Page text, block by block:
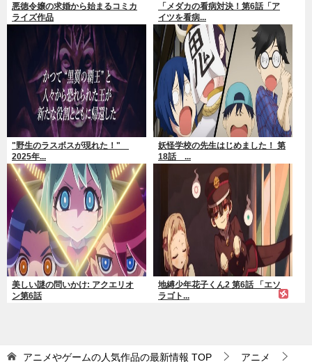
悪徳令嬢の求婚から始まるコミカ
ライズ作品
「メダカの看病対決！第6話「ア
イツを看病...
"野生のラスボスが現れた！"
2025年...
妖怪学校の先生はじめました！ 第
18話 ...
美しい謎の問いかけ: アクエリオ
ン第6話
地縛少年花子くん2 第6話 「エソ
ラゴト...
アニメやゲームの人気作品の最新情報 TOP アニメ